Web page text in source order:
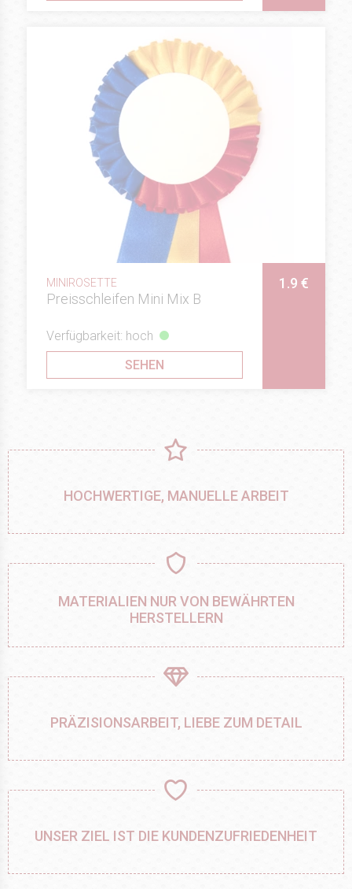
MINIROSETTE
Preisschleifen Mini Mix B
1.9 €
Verfügbarkeit: hoch
SEHEN
HOCHWERTIGE, MANUELLE ARBEIT
MATERIALIEN NUR VON BEWÄHRTEN
HERSTELLERN
PRÄZISIONSARBEIT, LIEBE ZUM DETAIL
UNSER ZIEL IST DIE KUNDENZUFRIEDENHEIT